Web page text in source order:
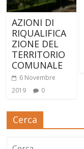
AZIONI DI
RIQUALIFICA
ZIONE DEL
TERRITORIO
COMUNALE
6 Novembre
2019
0
Cerca